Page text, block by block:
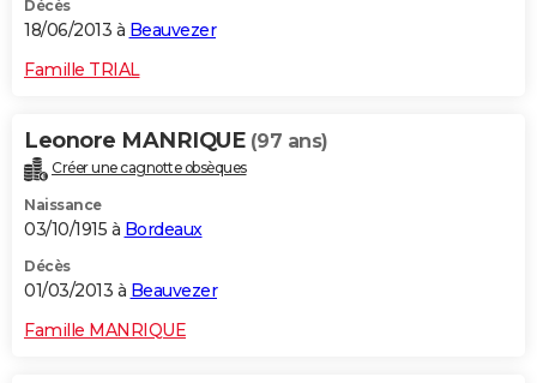
Décès
18/06/2013 à Beauvezer
Famille TRIAL
Leonore MANRIQUE (97 ans)
Créer une cagnotte obsèques
Naissance
03/10/1915 à Bordeaux
Décès
01/03/2013 à Beauvezer
Famille MANRIQUE